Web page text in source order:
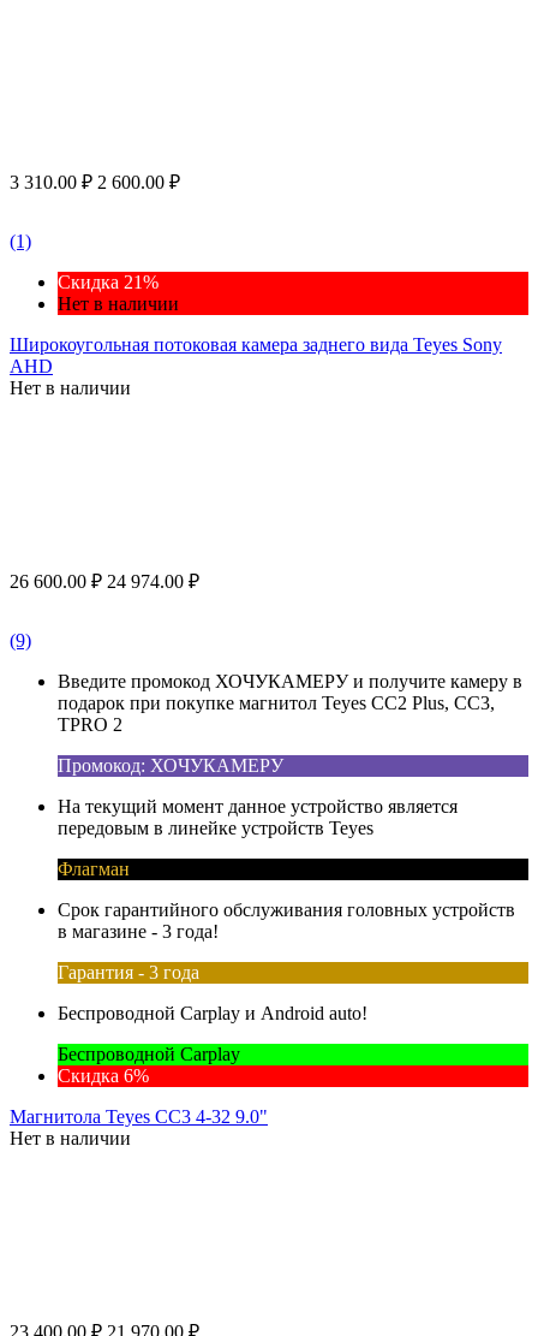
3 310.00 ₽ 2 600.00 ₽
(1)
Скидка 21%
Нет в наличии
Широкоугольная потоковая камера заднего вида Teyes Sony
AHD
Нет в наличии
26 600.00 ₽ 24 974.00 ₽
(9)
Введите промокод ХОЧУКАМЕРУ и получите камеру в
подарок при покупке магнитол Teyes CC2 Plus, CC3,
TPRO 2
Промокод: ХОЧУКАМЕРУ
На текущий момент данное устройство является
передовым в линейке устройств Teyes
Флагман
Срок гарантийного обслуживания головных устройств
в магазине - 3 года!
Гарантия - 3 года
Беспроводной Carplay и Android auto!
Беспроводной Carplay
Скидка 6%
Магнитола Teyes CC3 4-32 9.0"
Нет в наличии
23 400.00 ₽ 21 970.00 ₽